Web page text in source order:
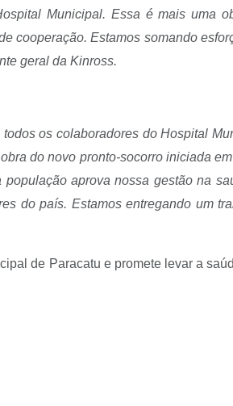
Municipal. Essa é mais uma
cooperação. Estamos somando
geral da Kinross.
os colaboradores do Hospital
do novo pronto-socorro iniciada
aprova nossa gestão na
do país. Estamos entregando um
de Paracatu e promete levar a